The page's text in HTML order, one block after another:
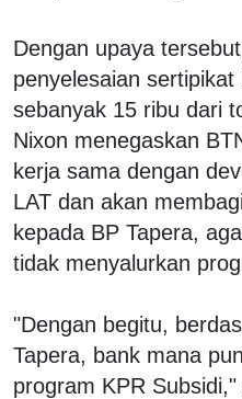
Dengan upaya
penyelesaian
sebanyak 15 ribu dari
Nixon menegaskan
kerja sama dengan
LAT dan akan
kepada BP Tapera,
tidak menyalurkan
"Dengan begitu,
Tapera, bank mana
program KPR